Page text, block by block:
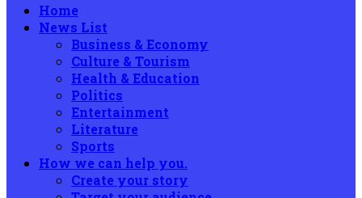
Home
News List
Business & Economy
Culture & Tourism
Health & Education
Politics
Entertainment
Literature
Sports
How we can help you.
Create your story